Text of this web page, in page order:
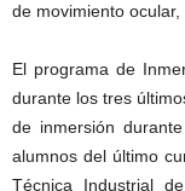
de movimiento
El programa de
durante los tres
de inmersión
alumnos del último
Técnica Industrial